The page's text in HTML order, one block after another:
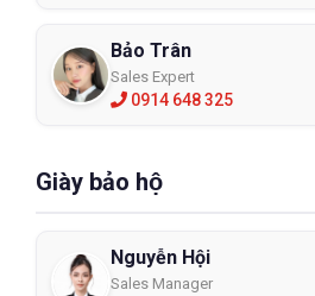
Bảo Trân
Sales Expert
0914 648 325
Giày bảo hộ
Nguyễn Hội
Sales Manager